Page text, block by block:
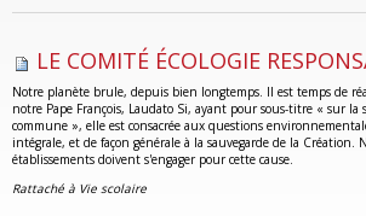
LE COMITÉ ÉCOLOGIE
Notre planète brule, depuis bien longtemps. Il est temps de
notre Pape François, Laudato Si, ayant pour sous-titre « sur la
commune », elle est consacrée aux questions
intégrale, et de façon générale à la sauvegarde de la Création.
établissements doivent s'engager pour cette cause.
Rattaché à Vie scolaire